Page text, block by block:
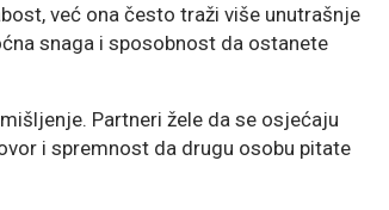
već ona često traži više unutrašnje
snaga i sposobnost da ostanete
Partneri žele da se osjećaju
i spremnost da drugu osobu pitate